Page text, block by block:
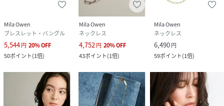
09WGA262588-Lv-3U RV5136
Mila Owen
ブレスレット・バングル
5,544円 20%OFF
50ポイント(1倍)
Mila Owen
ネックレス
4,752円 20%OFF
43ポイント(1倍)
Mila Owen
ネックレス
6,490円
59ポイント(1倍)